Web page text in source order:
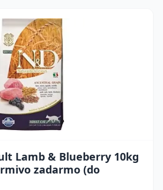
Lamb & Blueberry 10kg
zadarmo (do